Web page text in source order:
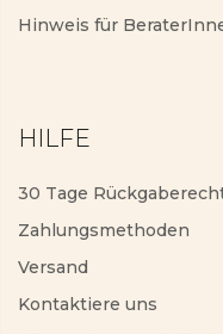
Hinweis für
HILFE
30 Tage
Zahlungsmethoden
Versand
Kontaktiere uns